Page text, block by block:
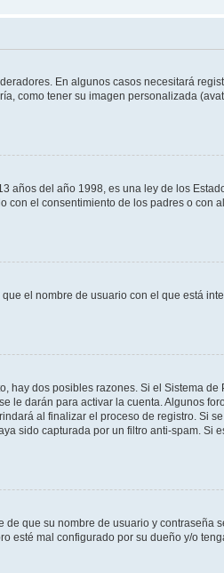
En algunos casos necesitará
como tener su imagen personalizada
años del año 1998, es una ley de los
con el consentimiento de los padres o
el nombre de usuario con el que está
hay dos posibles razones. Si el Sistema
le darán para activar la cuenta. Algunos
al finalizar el proceso de registro. Si
sido capturada por un filtro anti-spam.
que su nombre de usuario y
esté mal configurado por su dueño y/o